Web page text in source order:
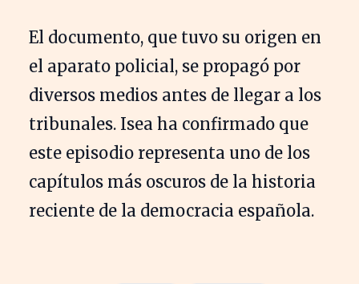
El documento, que tuvo su origen en
el aparato policial, se propagó por
diversos medios antes de llegar a los
tribunales. Isea ha confirmado que
este episodio representa uno de los
capítulos más oscuros de la historia
reciente de la democracia española.